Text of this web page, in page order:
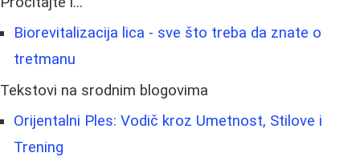
Biorevitalizacija lica - sve što treba da znate o
tretmanu
Tekstovi na srodnim blogovima
Orijentalni Ples: Vodič kroz Umetnost, Stilove i
Trening